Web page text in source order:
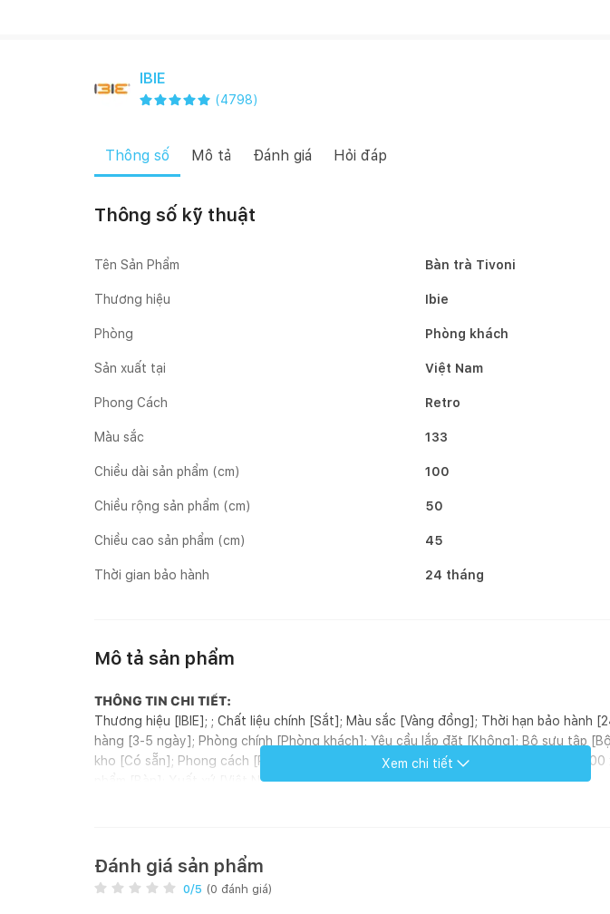
IBIE
(4798)
Thông số Mô tả Đánh giá Hỏi đáp
Thông số kỹ thuật
Tên Sản Phẩm Bàn trà Tivoni
Thương hiệu Ibie
Phòng Phòng khách
Sản xuất tại Việt Nam
Phong Cách Retro
Màu sắc 133
Chiều dài sản phẩm (cm) 100
Chiều rộng sản phẩm (cm) 50
Chiều cao sản phẩm (cm) 45
Thời gian bảo hành 24 tháng
Mô tả sản phẩm
THÔNG TIN CHI TIẾT:
Thương hiệu [IBIE]; ; Chất liệu chính [Sắt]; Màu sắc [Vàng đồng]; Thời hạn bảo hành
hàng [3-5 ngày]; Phòng chính [Phòng khách]; Yêu cầu lắp đặt [Không]; Bộ sưu tập
kho [Có sẵn]; Phong cách [Retro]; Hoàn thiện [Sơn tĩnh điện]; Kích thước (mm) [1000
phẩm [Bàn]; Xuất xứ [Việt Nam]; ; Đơn vị tính [Cái]; Kiểu dáng [Hình oval]
kệ... được thiết kế đồng bộ. Bàn trà Tivoni có nhiều tùy chọn về màu sắc, chất liệu
dàng lựa chọn theo nhu cầu. Phong cách Retro gợi nhớ vẻ đẹp kiểu Ý phóng khoáng,
Xem chi tiết
Đánh giá sản phẩm
0/5 (0 đánh giá)